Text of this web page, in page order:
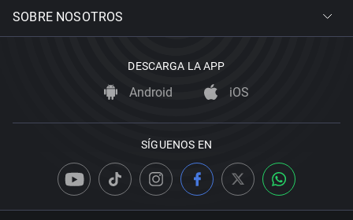
SOBRE NOSOTROS
DESCARGA LA APP
Android iOS
SÍGUENOS EN